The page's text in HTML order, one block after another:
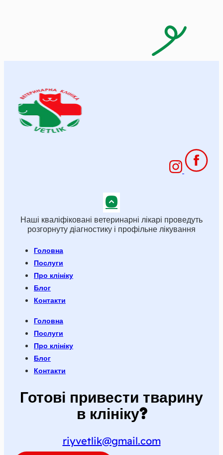
Наші кваліфіковані ветеринарні лікарі проведуть
розгорнуту діагностику і профільне лікування
Головна
Послуги
Про клініку
Блог
Контакти
Головна
Послуги
Про клініку
Блог
Контакти
Готові привести тварину
в клініку?
riyvetlik@gmail.com